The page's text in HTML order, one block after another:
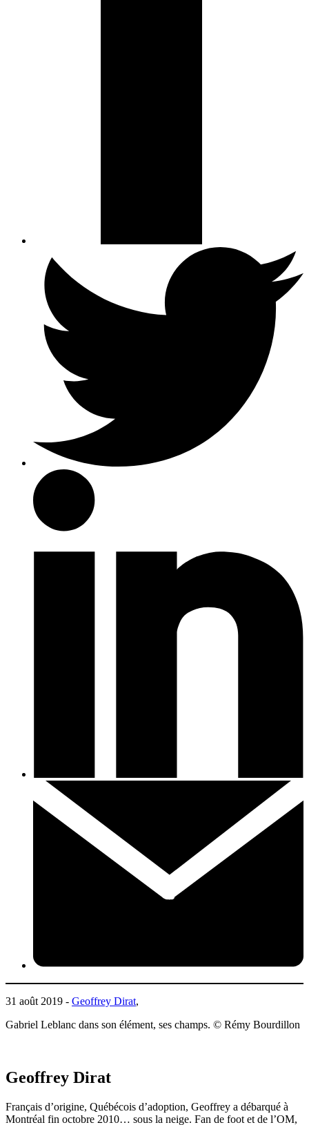
31 août 2019 - Geoffrey Dirat,
Gabriel Leblanc dans son élément, ses champs. © Rémy Bourdillon
Geoffrey Dirat
Français d’origine, Québécois d’adoption, Geoffrey a débarqué à
Montréal fin octobre 2010… sous la neige. Fan de foot et de l’OM,